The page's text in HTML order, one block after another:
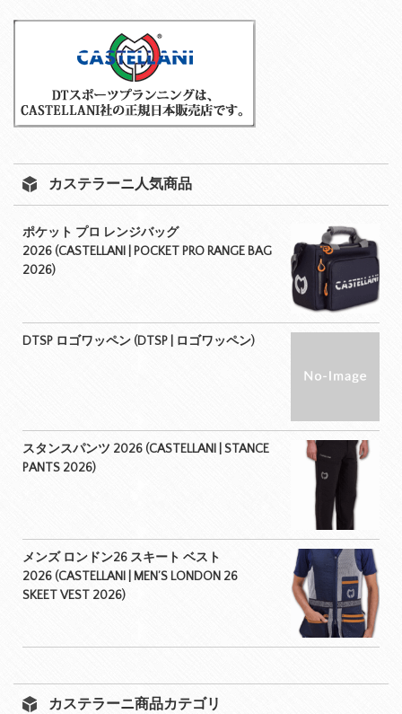
カステラーニ人気商品
ポケット プロ レンジバッグ
2026 (CASTELLANI | POCKET PRO RANGE BAG
2026)
DTSP ロゴワッペン (DTSP | ロゴワッペン)
スタンスパンツ 2026 (CASTELLANI | STANCE
PANTS 2026)
メンズ ロンドン26 スキート ベスト
2026 (CASTELLANI | MEN’S LONDON 26
SKEET VEST 2026)
カステラーニ商品カテゴリ